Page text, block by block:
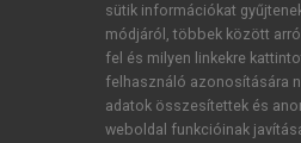
ÚJ FIÓK
1 óra díjmentes hozzáférés
E-MAIL-CÍM
sütik információkat
módjáról, többek között
fel és milyen linkekre
felhasználó azonosítására
adatok összesítettek és
weboldal funkcióinak